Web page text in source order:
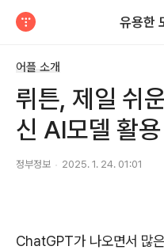
유용한
어플 소개
뤼튼, 제일 쉬
신 AI모델 활용
정부정보 2025. 1. 24. 01:01
ChatGPT가 나오면서 많